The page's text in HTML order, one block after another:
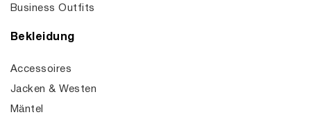
Business Outfits
Bekleidung
Accessoires
Jacken & Westen
Mäntel